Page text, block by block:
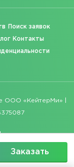
Заказать
Поиск заявок
Контакты
ООО «КейтерМи» |